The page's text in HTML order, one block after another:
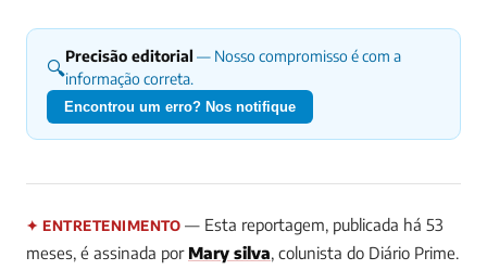
🔍Precisão editorial — Nosso compromisso é com a
informação correta.
Encontrou um erro? Nos notifique
✦ ENTRETENIMENTO — Esta reportagem, publicada há 53
meses, é assinada por Mary silva, colunista do Diário Prime.